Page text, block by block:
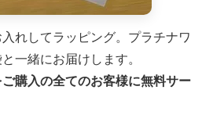
れしてラッピング。プラチナワ
一緒にお届けします。
購入の全てのお客様に無料サー